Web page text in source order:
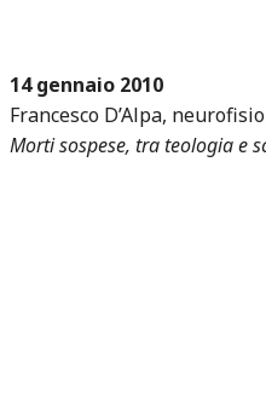
14 gennaio 2010
Francesco D’Alpa,
Morti sospese, tra teologia e